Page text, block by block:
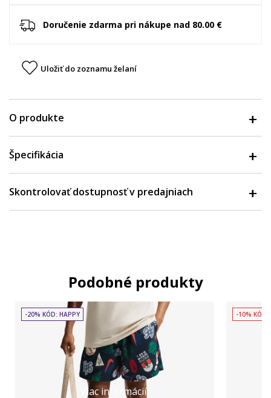
Doručenie zdarma pri nákupe nad 80.00 €
Uložiť do zoznamu želaní
O produkte
Špecifikácia
Skontrolovať dostupnosť v predajniach
Podobné produkty
Viac informácií
-20% KÓD: HAPPY -10% KÓD: